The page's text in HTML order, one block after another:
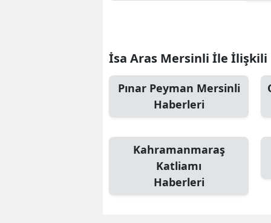
İsa Aras Mersinli İle İlişkili
Pınar Peyman Mersinli
Haberleri
Kahramanmaraş
Katliamı
Haberleri